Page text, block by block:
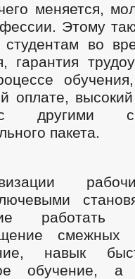
меняется,
Этому
во
гарантия
оплате,
пакета.
смежных
навык
обучение, а